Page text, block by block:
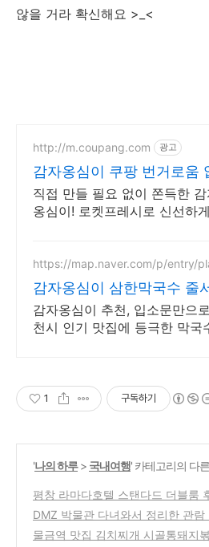
않을 거라 확신해요 >_<
http://m.coupang.com 광고
감자옹심이 쿠팡 번거로움
이 뚝딱
직접 만들 필요 없이 쫀득한
옹심이! 로켓프레시로 신선하
게 즐겨보세요.
https://map.naver.com/p/entry/
감자옹심이 삼한막국수 줄
말고 네이버예약하세요
감자옹심이 추천, 입소문만으
천시 인기 맛집에 등극한 막국
1 구독하기
'나의 하루> 국내여행' 카테고리의 다
평창 라마다호텔 스탠다드 더블룸
포함
(0)
DMZ 박물관 다녀와서 정리한 관람
물금역 맛집 김치찌개 시골통돼지